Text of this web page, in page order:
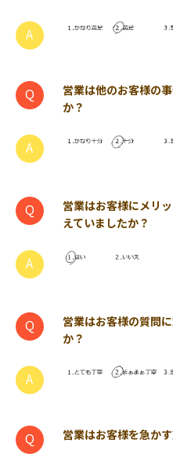
営業は他のお客様の
か？
営業はお客様にメリ
えていましたか？
営業はお客様の質問
か？
営業はお客様を急か